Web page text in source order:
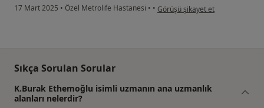
17 Mart 2025 • Özel Metrolife Hastanesi • • kullanıcının görüşüne göre r....)
Görüşü şikayet et
Sıkça Sorulan Sorular
K.Burak Ethemoğlu isimli uzmanın ana uzmanlık
alanları nelerdir?